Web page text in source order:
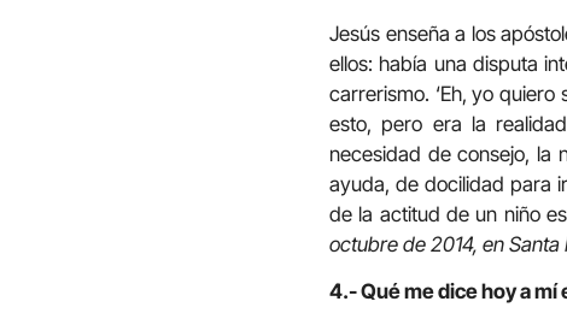
Jesús enseña a los
ellos: había una disputa
carrerismo. ‘Eh, yo
esto, pero era la
necesidad de consejo, la
ayuda, de docilidad para
de la actitud de un niño
octubre de 2014, en Santa
4.- Qué me dice hoy a